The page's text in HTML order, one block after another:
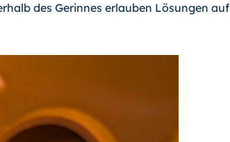
des Gerinnes erlauben Lösungen auf